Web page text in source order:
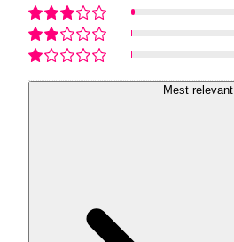
Mest relevant